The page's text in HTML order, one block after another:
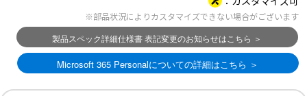
※部品状況によりカスタマイズできない場合がございます